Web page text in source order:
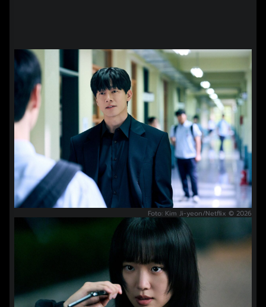
Foto: Kim Ji-yeon/Netflix © 2026